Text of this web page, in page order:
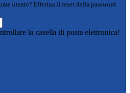
utente? Effettua il reset della password
la casella di posta elettronica!